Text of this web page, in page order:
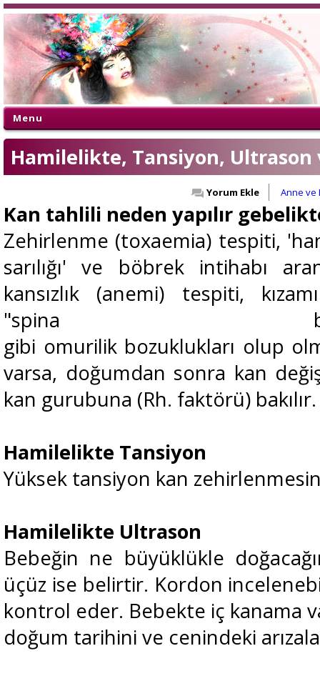
Menu
Hamilelikte, Tansiyon, Ultrason
Anne ve
Yorum Ekle
Kan tahlili neden yapılır
Zehirlenme (toxaemia) tespiti,
sarılığı' ve böbrek intihabı
kansızlık (anemi) tespiti,
"spina
gibi omurilik bozuklukları olup
varsa, doğumdan sonra kan
kan gurubuna (Rh. faktörü) bakılır.
Hamilelikte Tansiyon
Yüksek tansiyon kan
Hamilelikte Ultrason
Bebeğin ne büyüklükle
üçüz ise belirtir. Kordon
kontrol eder. Bebekte iç kanama
doğum tarihini ve cenindeki